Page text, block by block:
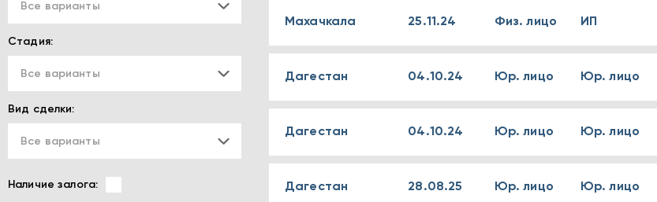
Все варианты
Стадия:
Все варианты
Вид сделки:
Все варианты
Наличие залога:
Махачкала 25.11.24 Физ. лицо ИП
Дагестан 04.10.24 Юр. лицо Юр. лицо
Дагестан 04.10.24 Юр. лицо Юр. лицо
Дагестан 28.08.25 Юр. лицо Юр. лицо